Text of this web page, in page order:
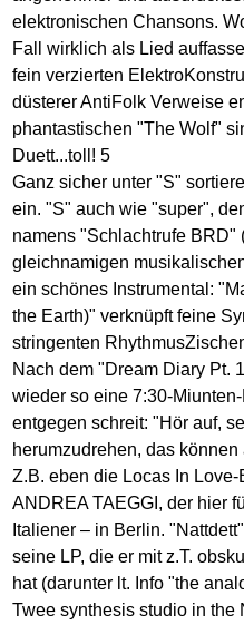
elektronischen Chansons.
Fall wirklich als Lied
fein verzierten
düsterer AntiFolk Verweise
phantastischen "The Wolf"
Duett...toll! 5
Ganz sicher unter "S"
ein. "S" auch wie "super",
namens "Schlachtrufe BRD"
gleichnamigen
ein schönes Instrumental:
the Earth)" verknüpft feine
stringenten
Nach dem "Dream Diary Pt.
wieder so eine 7:30-
entgegen schreit: "Hör auf,
herumzudrehen, das
Z.B. eben die Locas In
ANDREA TAEGGI, der hier
Italiener – in Berlin.
seine LP, die er mit z.T.
hat (darunter lt. Info "the
Twee synthesis studio in the